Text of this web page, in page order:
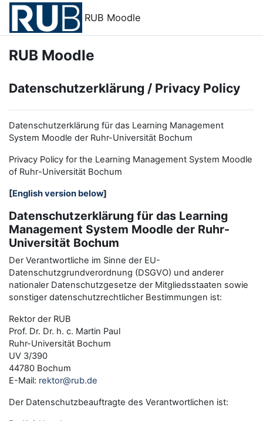
Zum Hauptinhalt
RUB Moodle
RUB Moodle
Datenschutzerklärung / Privacy Policy
Datenschutzerklärung für das Learning Management
System Moodle der Ruhr-Universität Bochum
Privacy Policy for the Learning Management System Moodle
of Ruhr-Universität Bochum
[English version below]
Datenschutzerklärung für das Learning
Management System Moodle der Ruhr-
Universität Bochum
Der Verantwortliche im Sinne der EU-
Datenschutzgrundverordnung (DSGVO) und anderer
nationaler Datenschutzgesetze der Mitgliedsstaaten sowie
sonstiger datenschutzrechtlicher Bestimmungen ist:
Rektor der RUB
Prof. Dr. Dr. h. c. Martin Paul
Ruhr-Universität Bochum
UV 3/390
44780 Bochum
E-Mail: rektor@rub.de
Der Datenschutzbeauftragte des Verantwortlichen ist: